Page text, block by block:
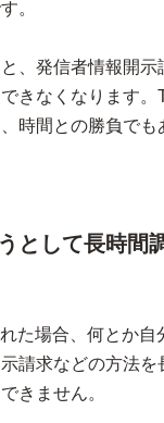
。
、発信者情報開示
きなくなります。
時間との勝負でも
として長時間
た場合、何とか自
請求などの方法を
きません。